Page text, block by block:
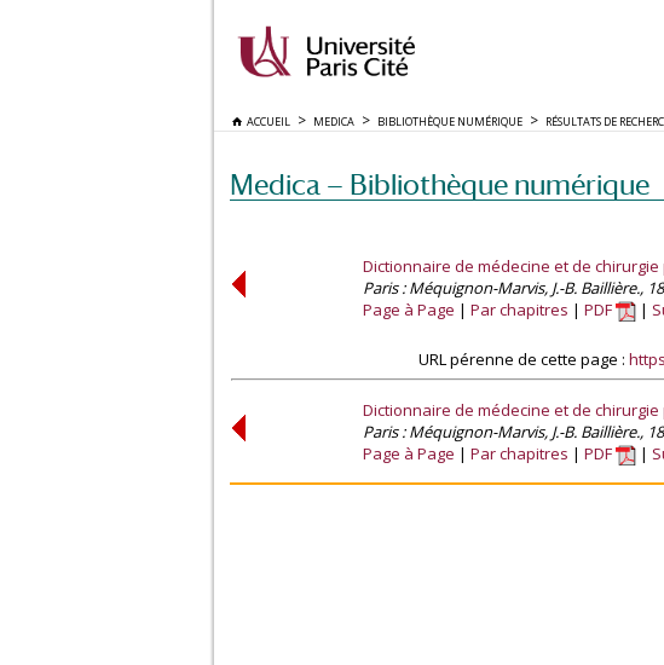
ACCUEIL MEDICA BIBLIOTHÈQUE NUMÉRIQUE RÉSULTATS DE
Medica — Bibliothèque numérique
Dictionnaire de médecine et de chirurgie
Paris : Méquignon-Marvis, J.-B. Baillière.,
Page à Page
Par chapitres PDF
URL pérenne de cette page :
Dictionnaire de médecine et de chirurgie
Paris : Méquignon-Marvis, J.-B. Baillière.,
Page à Page
Par chapitres PDF